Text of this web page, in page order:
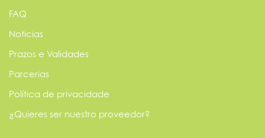
FAQ
Noticias
Prazos e Validades
Parcerias
Política de privacidade
¿Quieres ser nuestro proveedor?